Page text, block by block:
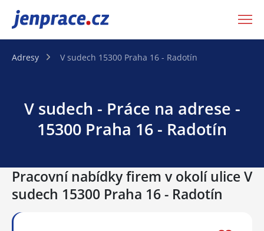
JenPráce.cz
Adresy V sudech 15300 Praha 16 - Radotín
V sudech - Práce na adrese -
15300 Praha 16 - Radotín
Pracovní nabídky firem v okolí ulice V
sudech 15300 Praha 16 - Radotín